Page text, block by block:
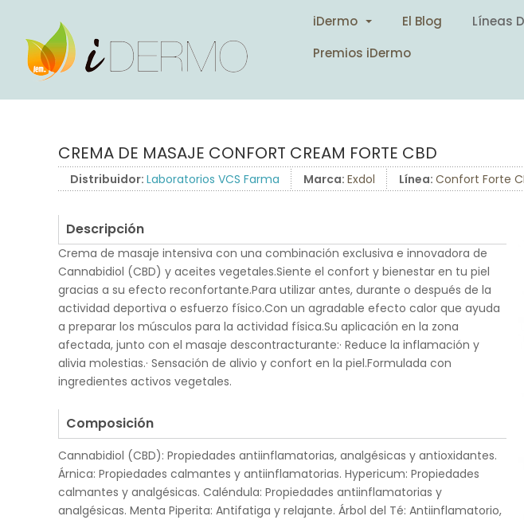
iDermo El Blog Líneas
Premios iDermo
CREMA DE MASAJE CONFORT CREAM FORTE CBD
Distribuidor: Laboratorios VCS Farma Marca: Exdol Línea: Confort Forte
Descripción
Crema de masaje intensiva con una combinación exclusiva e innovadora de
Cannabidiol (CBD) y aceites vegetales.Siente el confort y bienestar en tu piel
gracias a su efecto reconfortante.Para utilizar antes, durante o después de la
actividad deportiva o esfuerzo físico.Con un agradable efecto calor que ayuda
a preparar los músculos para la actividad física.Su aplicación en la zona
afectada, junto con el masaje descontracturante:· Reduce la inflamación y
alivia molestias.· Sensación de alivio y confort en la piel.Formulada con
ingredientes activos vegetales.
Composición
Cannabidiol (CBD): Propiedades antiinflamatorias, analgésicas y antioxidantes.
Árnica: Propiedades calmantes y antiinflamatorias. Hypericum: Propiedades
calmantes y analgésicas. Caléndula: Propiedades antiinflamatorias y
analgésicas. Menta Piperita: Antifatiga y relajante. Árbol del Té: Antiinflamatorio,